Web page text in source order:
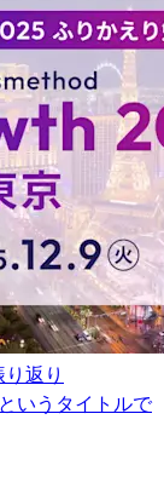
返り
いうタイトルで